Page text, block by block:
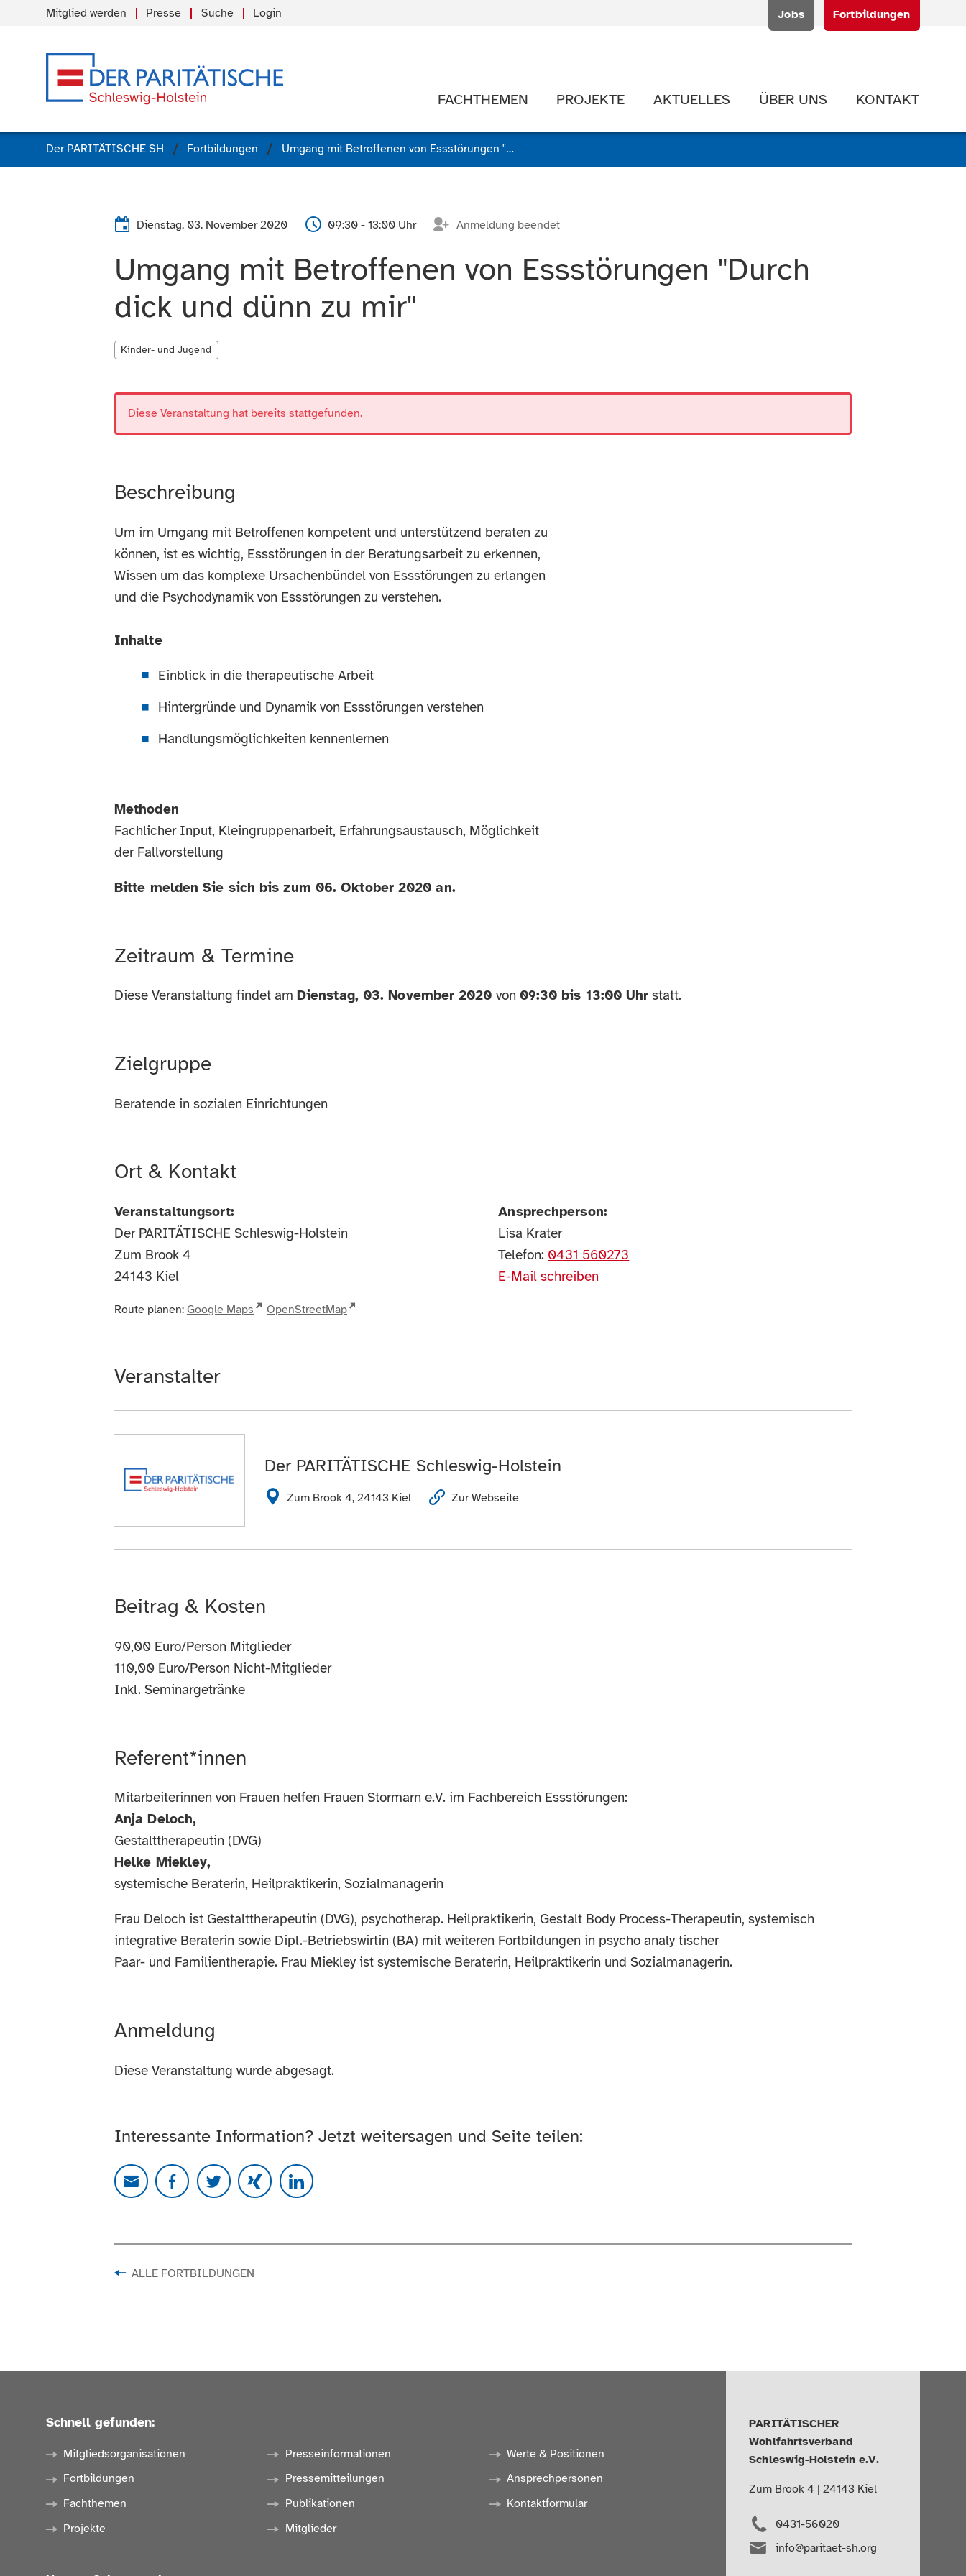
Jobs Fortbildungen
Mitglied werden Presse Suche Login
FACHTHEMEN PROJEKTE AKTUELLES ÜBER UNS KONTAKT
Der PARITÄTISCHE SH Fortbildungen Umgang mit Betroffenen von Essstörungen "Durch dick und dünn zu mir"
Dienstag, 03. November 2020 09:30 - 13:00 Uhr Anmeldung beendet
Umgang mit Betroffenen von Essstörungen "Durch
dick und dünn zu mir"
Kinder- und Jugend
Diese Veranstaltung hat bereits stattgefunden.
Beschreibung
Um im Umgang mit Betroffenen kompetent und unterstützend beraten zu
können, ist es wichtig, Essstörungen in der Beratungsarbeit zu erkennen,
Wissen um das komplexe Ursachenbündel von Essstörungen zu erlangen
und die Psychodynamik von Essstörungen zu verstehen.
Inhalte
Einblick in die therapeutische Arbeit
Hintergründe und Dynamik von Essstörungen verstehen
Handlungsmöglichkeiten kennenlernen
Methoden
Fachlicher Input, Kleingruppenarbeit, Erfahrungsaustausch, Möglichkeit
der Fallvorstellung
Bitte melden Sie sich bis zum 06. Oktober 2020 an.
Zeitraum & Termine
Diese Veranstaltung findet am Dienstag, 03. November 2020 von 09:30 bis 13:00 Uhr statt.
Zielgruppe
Beratende in sozialen Einrichtungen
Ort & Kontakt
Veranstaltungsort:
Der PARITÄTISCHE Schleswig-Holstein
Zum Brook 4
24143 Kiel
Route planen: Google Maps OpenStreetMap
Ansprechperson:
Lisa Krater
Telefon: 0431 560273
E-Mail schreiben
Veranstalter
Der PARITÄTISCHE Schleswig-Holstein
Zum Brook 4, 24143 Kiel Zur Webseite
Beitrag & Kosten
90,00 Euro/Person Mitglieder
110,00 Euro/Person Nicht-Mitglieder
Inkl. Seminargetränke
Referent*innen
Mitarbeiterinnen von Frauen helfen Frauen Stormarn e.V. im Fachbereich Essstörungen:
Anja Deloch,
Gestalttherapeutin (DVG)
Helke Miekley,
systemische Beraterin, Heilpraktikerin, Sozialmanagerin
Frau Deloch ist Gestalttherapeutin (DVG), psychotherap. Heilpraktikerin, Gestalt Body Process-Therapeutin, systemisch
integrative Beraterin sowie Dipl.-Betriebswirtin (BA) mit weiteren Fortbildungen in psycho analy tischer
Paar- und Familientherapie. Frau Miekley ist systemische Beraterin, Heilpraktikerin und Sozialmanagerin.
Anmeldung
Diese Veranstaltung wurde abgesagt.
Interessante Information? Jetzt weitersagen und Seite teilen:
ALLE FORTBILDUNGEN
Schnell gefunden:
Mitgliedsorganisationen
Fortbildungen
Fachthemen
Projekte
Presseinformationen
Pressemitteilungen
Publikationen
Mitglieder
Werte & Positionen
Ansprechpersonen
Kontaktformular
PARITÄTISCHER
Wohlfahrtsverband
Schleswig-Holstein e.V.
Zum Brook 4 | 24143 Kiel
0431-56020
info@paritaet-sh.org